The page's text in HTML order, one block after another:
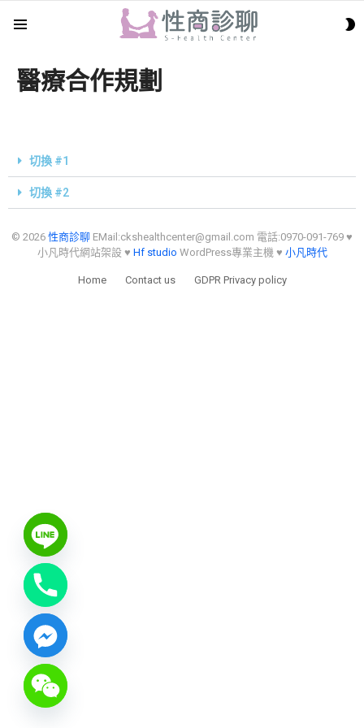
醫療合作規劃
切換 #1
切換 #2
© 2026 性商診聊 EMail:ckshealthcenter@gmail.com 電話:0970-091-769 ♥
小凡時代網站架設 ♥ Hf studio WordPress專業主機 ♥ 小凡時代
Home Contact us GDPR Privacy policy